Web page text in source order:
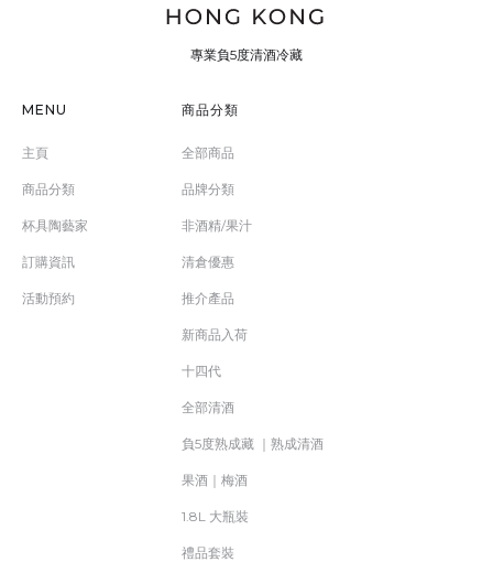
專業負5度清酒冷藏
MENU
主頁
商品分類
杯具陶藝家
訂購資訊
活動預約
商品分類
全部商品
品牌分類
非酒精/果汁
清倉優惠
推介產品
新商品入荷
十四代
全部清酒
負5度熟成藏 ｜熟成清酒
果酒｜梅酒
1.8L 大瓶裝
禮品套裝